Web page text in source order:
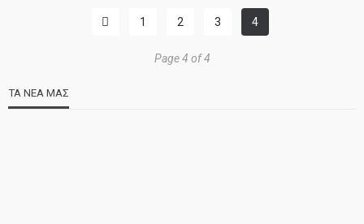
1 2 3 4
Page 4 of 4
ΤΑ ΝΕΑ ΜΑΣ